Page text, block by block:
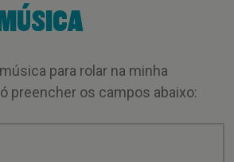
para rolar na minha
preencher os campos abaixo: